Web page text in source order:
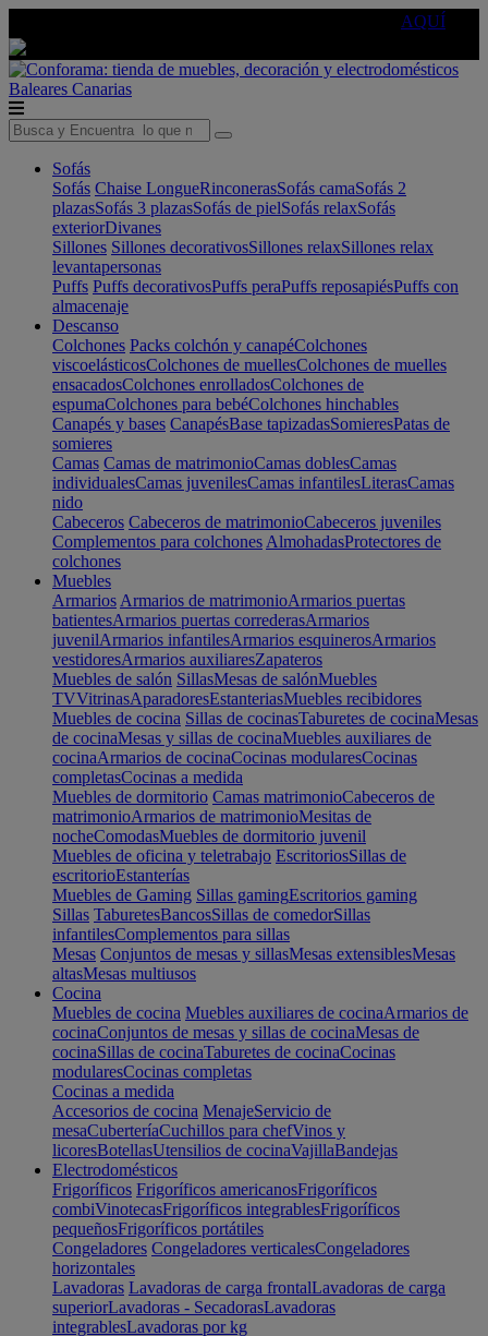
AQUÍ
Baleares Canarias
Sofás
Sofás Chaise LongueRinconerasSofás camaSofás 2
plazasSofás 3 plazasSofás de pielSofás relaxSofás
exteriorDivanes
Sillones Sillones decorativosSillones relaxSillones relax
levantapersonas
Puffs Puffs decorativosPuffs peraPuffs reposapiésPuffs con
almacenaje
Descanso
Colchones Packs colchón y canapéColchones
viscoelásticosColchones de muellesColchones de muelles
ensacadosColchones enrolladosColchones de
espumaColchones para bebéColchones hinchables
Canapés y bases CanapésBase tapizadasSomieresPatas de
somieres
Camas Camas de matrimonioCamas doblesCamas
individualesCamas juvenilesCamas infantilesLiterasCamas
nido
Cabeceros Cabeceros de matrimonioCabeceros juveniles
Complementos para colchones AlmohadasProtectores de
colchones
Muebles
Armarios Armarios de matrimonioArmarios puertas
batientesArmarios puertas correderasArmarios
juvenilArmarios infantilesArmarios esquinerosArmarios
vestidoresArmarios auxiliaresZapateros
Muebles de salón SillasMesas de salónMuebles
TVVitrinasAparadoresEstanteriasMuebles recibidores
Muebles de cocina Sillas de cocinasTaburetes de cocinaMesas
de cocinaMesas y sillas de cocinaMuebles auxiliares de
cocinaArmarios de cocinaCocinas modularesCocinas
completasCocinas a medida
Muebles de dormitorio Camas matrimonioCabeceros de
matrimonioArmarios de matrimonioMesitas de
nocheComodasMuebles de dormitorio juvenil
Muebles de oficina y teletrabajo EscritoriosSillas de
escritorioEstanterías
Muebles de Gaming Sillas gamingEscritorios gaming
Sillas TaburetesBancosSillas de comedorSillas
infantilesComplementos para sillas
Mesas Conjuntos de mesas y sillasMesas extensiblesMesas
altasMesas multiusos
Cocina
Muebles de cocina Muebles auxiliares de cocinaArmarios de
cocinaConjuntos de mesas y sillas de cocinaMesas de
cocinaSillas de cocinaTaburetes de cocinaCocinas
modularesCocinas completas
Cocinas a medida
Accesorios de cocina MenajeServicio de
mesaCuberteríaCuchillos para chefVinos y
licoresBotellasUtensilios de cocinaVajillaBandejas
Electrodomésticos
Frigoríficos Frigoríficos americanosFrigoríficos
combiVinotecasFrigoríficos integrablesFrigoríficos
pequeñosFrigoríficos portátiles
Congeladores Congeladores verticalesCongeladores
horizontales
Lavadoras Lavadoras de carga frontalLavadoras de carga
superiorLavadoras - SecadorasLavadoras
integrablesLavadoras por kg